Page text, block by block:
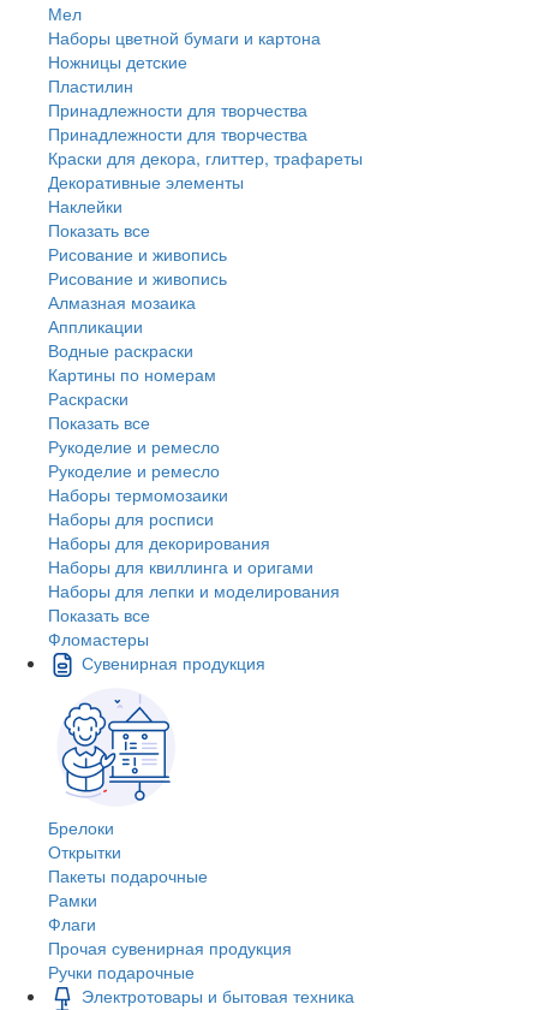
Мел
Наборы цветной бумаги и картона
Ножницы детские
Пластилин
Принадлежности для творчества
Принадлежности для творчества
Краски для декора, глиттер, трафареты
Декоративные элементы
Наклейки
Показать все
Рисование и живопись
Рисование и живопись
Алмазная мозаика
Аппликации
Водные раскраски
Картины по номерам
Раскраски
Показать все
Рукоделие и ремесло
Рукоделие и ремесло
Наборы термомозаики
Наборы для росписи
Наборы для декорирования
Наборы для квиллинга и оригами
Наборы для лепки и моделирования
Показать все
Фломастеры
Сувенирная продукция
Брелоки
Открытки
Пакеты подарочные
Рамки
Флаги
Прочая сувенирная продукция
Ручки подарочные
Электротовары и бытовая техника